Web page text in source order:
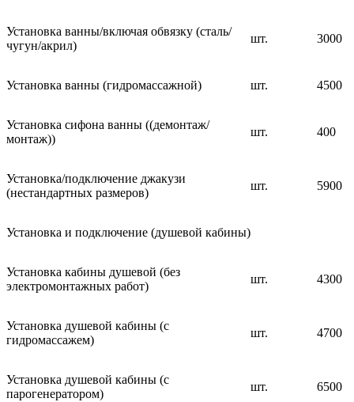
Установка ванны/включая обвязку (сталь/
чугун/акрил)
шт. 3000
Установка ванны (гидромассажной) шт. 4500
Установка сифона ванны ((демонтаж/
монтаж))
шт. 400
Установка/подключение джакузи
(нестандартных размеров)
шт. 5900
Установка и подключение (душевой кабины)
Установка кабины душевой (без
электромонтажных работ)
шт. 4300
Установка душевой кабины (с
гидромассажем)
шт. 4700
Установка душевой кабины (с
парогенератором)
шт. 6500